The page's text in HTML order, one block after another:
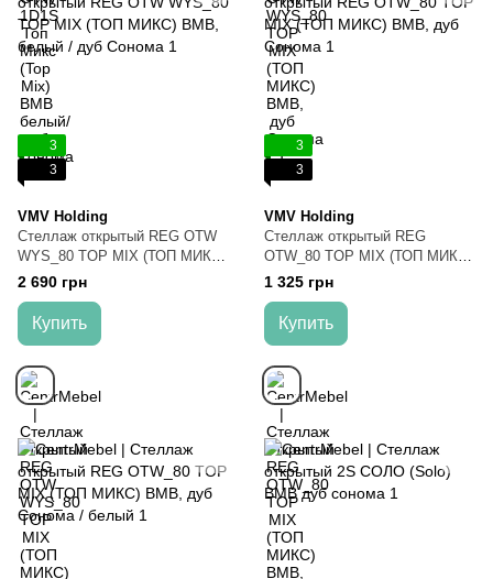
3
3
VMV Holding
Стеллаж открытый REG OTW
WYS_80 TOP MIX (ТОП МИКС)
ВМВ, белый / дуб Сонома
2 690 грн
Купить
3
3
VMV Holding
Стеллаж открытый REG
OTW_80 TOP MIX (ТОП МИКС)
ВМВ, дуб Сонома
1 325 грн
Купить